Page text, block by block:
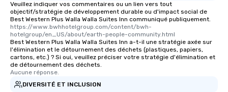
Veuillez indiquer vos commentaires ou un lien vers tout
objectif/stratégie de développement durable ou d'impact social de
Best Western Plus Walla Walla Suites Inn communiqué publiquement.
https://www.bwhhotelgroup.com/content/bwh-
hotelgroup/en_US/about/earth-people-community.html
Best Western Plus Walla Walla Suites Inn a-t-il une stratégie axée sur
l'élimination et le détournement des déchets (plastiques, papiers,
cartons, etc.) ? Si oui, veuillez préciser votre stratégie d'élimination et
de détournement des déchets.
Aucune réponse.
DIVERSITÉ ET INCLUSION